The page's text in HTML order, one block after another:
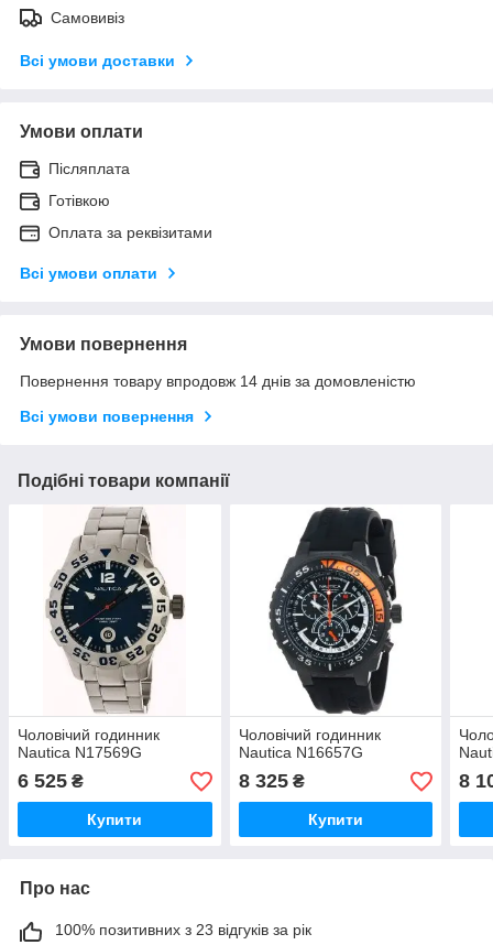
Самовивіз
Всі умови доставки
Умови оплати
Післяплата
Готівкою
Оплата за реквізитами
Всі умови оплати
Умови повернення
Повернення товару впродовж 14 днів за домовленістю
Всі умови повернення
Подібні товари компанії
Чоловічий годинник
Nautica N17569G
6 525 ₴
Купити
Чоловічий годинник
Nautica N16657G
8 325₴
Купити
8
Про нас
100% позитивних з 23 відгуків за рік